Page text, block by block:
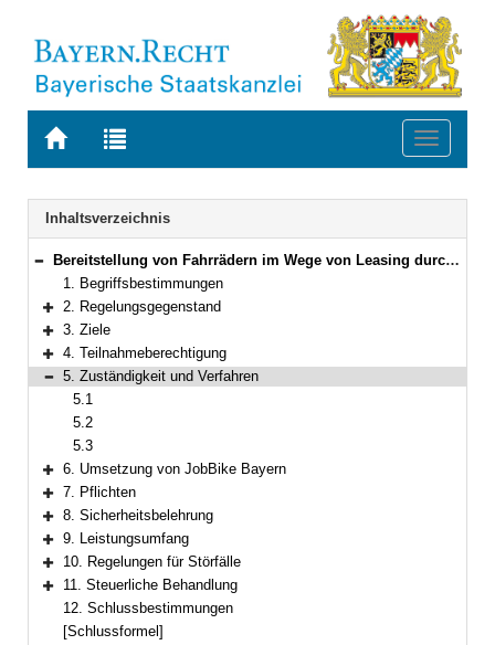
Zur
BAYERN.RECHT
Zur
letzten
Suche
Toggle
Navigation
Inhaltsverzeichnis
Bereich reduzieren
Bereitstellung von Fahrrädern im Wege von Leasing durch Entgeltumwandlung für die Beschäftigten des Freistaates, der Bayerischen Staatsforsten und bestimmter Universitätskliniken Bayerns
1. Begriffsbestimmungen
Bereich erweitern
2. Regelungsgegenstand
Bereich erweitern
3. Ziele
Bereich erweitern
4. Teilnahmeberechtigung
Bereich reduzieren
5. Zuständigkeit und Verfahren
5.1
5.2
5.3
Bereich erweitern
6. Umsetzung von JobBike Bayern
Bereich erweitern
7. Pflichten
Bereich erweitern
8. Sicherheitsbelehrung
Bereich erweitern
9. Leistungsumfang
Bereich erweitern
10. Regelungen für Störfälle
Bereich erweitern
11. Steuerliche Behandlung
12. Schlussbestimmungen
[Schlussformel]